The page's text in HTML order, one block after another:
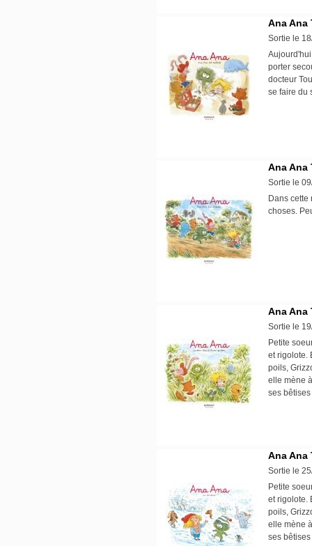
Ana Ana
Sortie le
porter
docteur
se faire
Ana Ana
Sortie le
Dans
choses.
Ana Ana
Sortie le
Petite
et rigolote.
poils,
elle mène
ses
Ana Ana
Sortie le
Petite
et rigolote.
poils,
elle mène
ses